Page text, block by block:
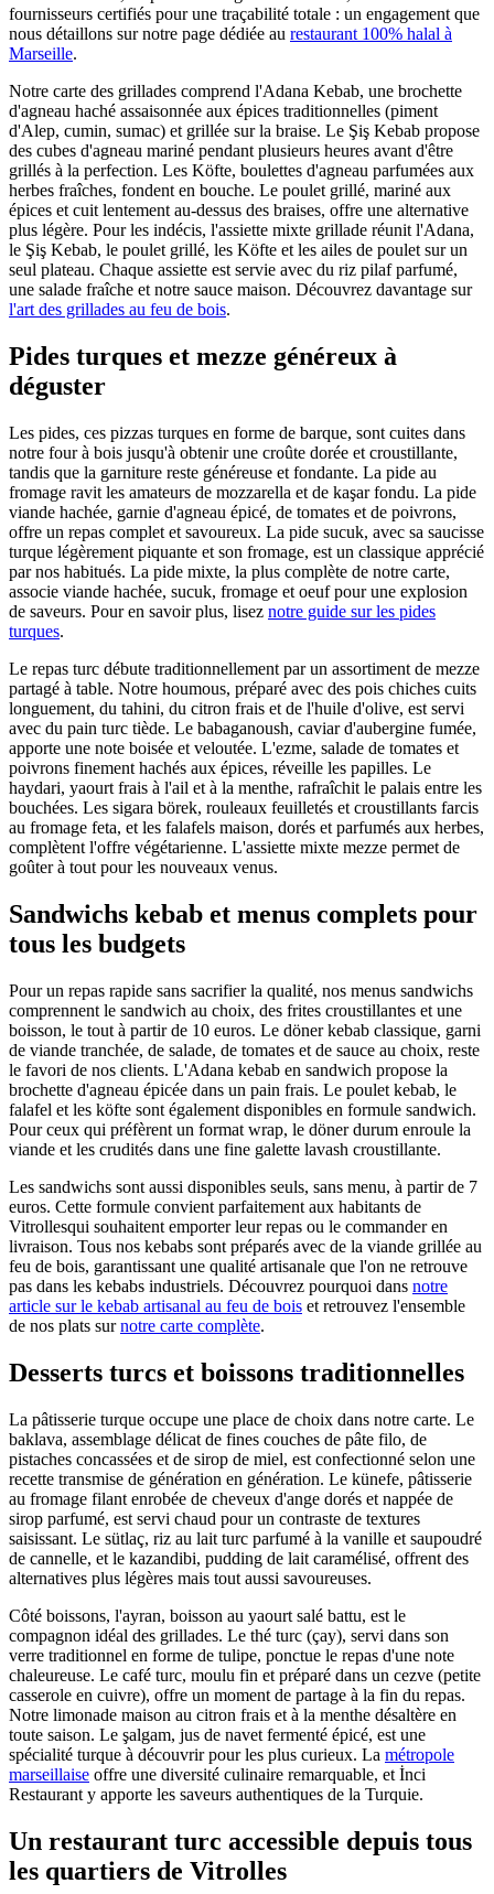
fournisseurs certifiés pour une traçabilité totale : un engagement que
nous détaillons sur notre page dédiée au restaurant 100% halal à
Marseille.
Notre carte des grillades comprend l'Adana Kebab, une brochette
d'agneau haché assaisonnée aux épices traditionnelles (piment
d'Alep, cumin, sumac) et grillée sur la braise. Le Şiş Kebab propose
des cubes d'agneau mariné pendant plusieurs heures avant d'être
grillés à la perfection. Les Köfte, boulettes d'agneau parfumées aux
herbes fraîches, fondent en bouche. Le poulet grillé, mariné aux
épices et cuit lentement au-dessus des braises, offre une alternative
plus légère. Pour les indécis, l'assiette mixte grillade réunit l'Adana,
le Şiş Kebab, le poulet grillé, les Köfte et les ailes de poulet sur un
seul plateau. Chaque assiette est servie avec du riz pilaf parfumé,
une salade fraîche et notre sauce maison. Découvrez davantage sur
l'art des grillades au feu de bois.
Pides turques et mezze généreux à
déguster
Les pides, ces pizzas turques en forme de barque, sont cuites dans
notre four à bois jusqu'à obtenir une croûte dorée et croustillante,
tandis que la garniture reste généreuse et fondante. La pide au
fromage ravit les amateurs de mozzarella et de kaşar fondu. La pide
viande hachée, garnie d'agneau épicé, de tomates et de poivrons,
offre un repas complet et savoureux. La pide sucuk, avec sa saucisse
turque légèrement piquante et son fromage, est un classique apprécié
par nos habitués. La pide mixte, la plus complète de notre carte,
associe viande hachée, sucuk, fromage et oeuf pour une explosion
de saveurs. Pour en savoir plus, lisez notre guide sur les pides
turques.
Le repas turc débute traditionnellement par un assortiment de mezze
partagé à table. Notre houmous, préparé avec des pois chiches cuits
longuement, du tahini, du citron frais et de l'huile d'olive, est servi
avec du pain turc tiède. Le babaganoush, caviar d'aubergine fumée,
apporte une note boisée et veloutée. L'ezme, salade de tomates et
poivrons finement hachés aux épices, réveille les papilles. Le
haydari, yaourt frais à l'ail et à la menthe, rafraîchit le palais entre les
bouchées. Les sigara börek, rouleaux feuilletés et croustillants farcis
au fromage feta, et les falafels maison, dorés et parfumés aux herbes,
complètent l'offre végétarienne. L'assiette mixte mezze permet de
goûter à tout pour les nouveaux venus.
Sandwichs kebab et menus complets pour
tous les budgets
Pour un repas rapide sans sacrifier la qualité, nos menus sandwichs
comprennent le sandwich au choix, des frites croustillantes et une
boisson, le tout à partir de 10 euros. Le döner kebab classique, garni
de viande tranchée, de salade, de tomates et de sauce au choix, reste
le favori de nos clients. L'Adana kebab en sandwich propose la
brochette d'agneau épicée dans un pain frais. Le poulet kebab, le
falafel et les köfte sont également disponibles en formule sandwich.
Pour ceux qui préfèrent un format wrap, le döner durum enroule la
viande et les crudités dans une fine galette lavash croustillante.
Les sandwichs sont aussi disponibles seuls, sans menu, à partir de 7
euros. Cette formule convient parfaitement aux habitants de
Vitrollesqui souhaitent emporter leur repas ou le commander en
livraison. Tous nos kebabs sont préparés avec de la viande grillée au
feu de bois, garantissant une qualité artisanale que l'on ne retrouve
pas dans les kebabs industriels. Découvrez pourquoi dans notre
article sur le kebab artisanal au feu de bois et retrouvez l'ensemble
de nos plats sur notre carte complète.
Desserts turcs et boissons traditionnelles
La pâtisserie turque occupe une place de choix dans notre carte. Le
baklava, assemblage délicat de fines couches de pâte filo, de
pistaches concassées et de sirop de miel, est confectionné selon une
recette transmise de génération en génération. Le künefe, pâtisserie
au fromage filant enrobée de cheveux d'ange dorés et nappée de
sirop parfumé, est servi chaud pour un contraste de textures
saisissant. Le sütlaç, riz au lait turc parfumé à la vanille et saupoudré
de cannelle, et le kazandibi, pudding de lait caramélisé, offrent des
alternatives plus légères mais tout aussi savoureuses.
Côté boissons, l'ayran, boisson au yaourt salé battu, est le
compagnon idéal des grillades. Le thé turc (çay), servi dans son
verre traditionnel en forme de tulipe, ponctue le repas d'une note
chaleureuse. Le café turc, moulu fin et préparé dans un cezve (petite
casserole en cuivre), offre un moment de partage à la fin du repas.
Notre limonade maison au citron frais et à la menthe désaltère en
toute saison. Le şalgam, jus de navet fermenté épicé, est une
spécialité turque à découvrir pour les plus curieux. La métropole
marseillaise offre une diversité culinaire remarquable, et İnci
Restaurant y apporte les saveurs authentiques de la Turquie.
Un restaurant turc accessible depuis tous
les quartiers de Vitrolles